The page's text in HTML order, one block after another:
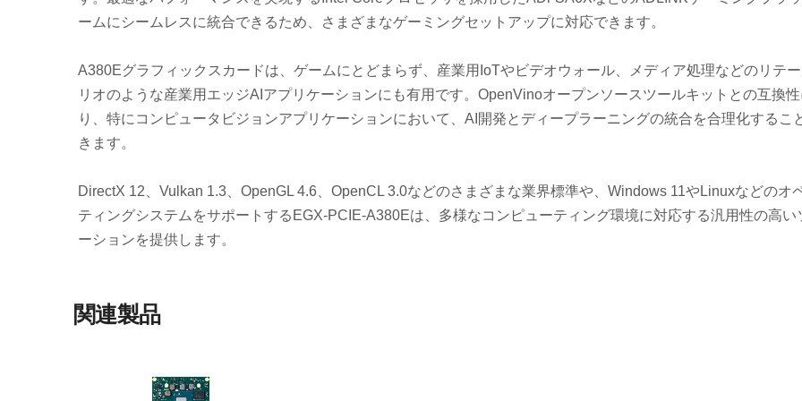
ームにシームレスに統合できるため、さまざまなゲーミングセットアップに対応できます。
A380Eグラフィックスカードは、ゲームにとどまらず、産業用IoTやビデオウォール、メディア処理などのリテ
リオのような産業用エッジAIアプリケーションにも有用です。OpenVinoオープンソースツールキットとの互換性
り、特にコンピュータビジョンアプリケーションにおいて、AI開発とディープラーニングの統合を合理化するこ
きます。
DirectX 12、Vulkan 1.3、OpenGL 4.6、OpenCL 3.0などのさまざまな業界標準や、Windows 11やLinuxなどのオ
ティングシステムをサポートするEGX-PCIE-A380Eは、多様なコンピューティング環境に対応する汎用性の高い
ーションを提供します。
関連製品